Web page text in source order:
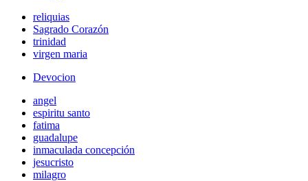
reliquias
Sagrado Corazón
trinidad
virgen maria
Devocion
angel
espiritu santo
fatima
guadalupe
inmaculada concepción
jesucristo
milagro